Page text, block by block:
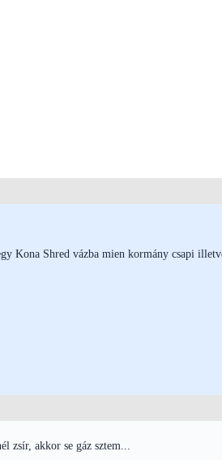
Kona Shred vázba mien kormány csapi
zsír, akkor se gáz sztem...